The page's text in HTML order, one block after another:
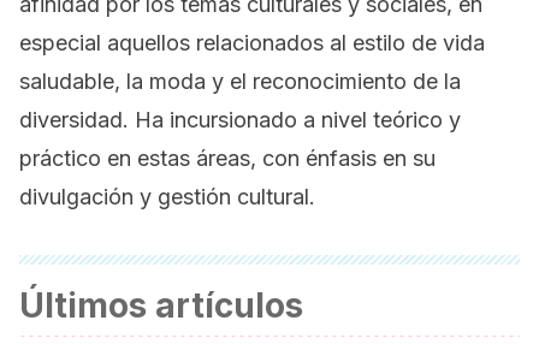
especial aquellos relacionados al estilo de vida
saludable, la moda y el reconocimiento de la
diversidad. Ha incursionado a nivel teórico y
práctico en estas áreas, con énfasis en su
divulgación y gestión cultural.
Últimos artículos